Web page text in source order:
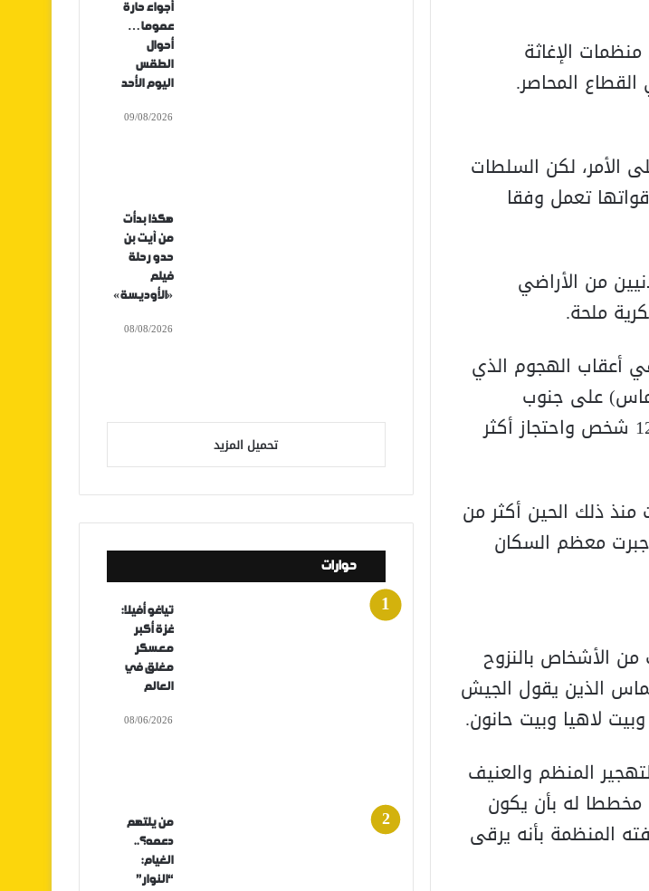
الإغاثة
المحاصر.
الأمر، لكن السلطات
تعمل وفقا
من الأراضي
ملحة.
أعقاب الهجوم الذي
على جنوب
إسرائيل، مما أسفر، بحسب إحصاءات إسرائيلية، عن مقتل 1200 شخص واحتجاز أكثر
ذلك الحين أكثر من
معظم السكان
الأشخاص بالنزوح
الذين يقول الجيش
لاهيا وبيت حانون.
المنظم والعنيف
مخططا له بأن يكون
المنظمة بأنه يرقى
أجواء حارة
عموما…
أحوال
الطقس
اليوم الأحد
09/08/2026
هكذا بدأت
من آيت بن
حدو رحلة
فيلم
«الأوديسة»
08/08/2026
تحميل المزيد
حوارات
تياغو أفيلا:
غزة أكبر
معسكر
مغلق في
العالم
08/06/2026
من يلتهم
دعمه؟..
الغيام:
“النوار”